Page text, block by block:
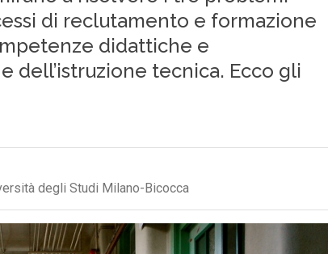
di reclutamento e formazione
didattiche e
tecnica. Ecco gli
degli Studi Milano-Bicocca